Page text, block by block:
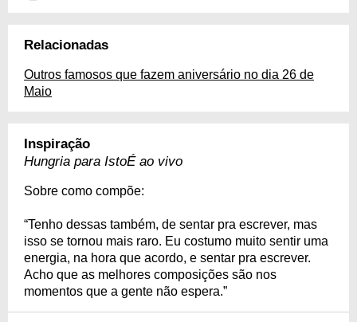
Relacionadas
Outros famosos que fazem aniversário no dia 26 de
Maio
Inspiração
Hungria para IstoÉ ao vivo
Sobre como compõe:
“Tenho dessas também, de sentar pra escrever, mas
isso se tornou mais raro. Eu costumo muito sentir uma
energia, na hora que acordo, e sentar pra escrever.
Acho que as melhores composições são nos
momentos que a gente não espera.”